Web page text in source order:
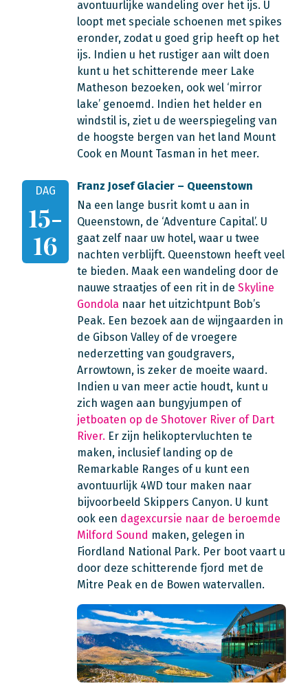
avontuurlijke wandeling over het ijs. U
loopt met speciale schoenen met spikes
eronder, zodat u goed grip heeft op het
ijs. Indien u het rustiger aan wilt doen
kunt u het schitterende meer Lake
Matheson bezoeken, ook wel ‘mirror
lake’ genoemd. Indien het helder en
windstil is, ziet u de weerspiegeling van
de hoogste bergen van het land Mount
Cook en Mount Tasman in het meer.
DAG
15-
16
Franz Josef Glacier – Queenstown
Na een lange busrit komt u aan in
Queenstown, de ‘Adventure Capital’. U
gaat zelf naar uw hotel, waar u twee
nachten verblijft. Queenstown heeft veel
te bieden. Maak een wandeling door de
nauwe straatjes of een rit in de Skyline
Gondola naar het uitzichtpunt Bob’s
Peak. Een bezoek aan de wijngaarden in
de Gibson Valley of de vroegere
nederzetting van goudgravers,
Arrowtown, is zeker de moeite waard.
Indien u van meer actie houdt, kunt u
zich wagen aan bungyjumpen of
jetboaten op de Shotover River of Dart
River. Er zijn helikoptervluchten te
maken, inclusief landing op de
Remarkable Ranges of u kunt een
avontuurlijk 4WD tour maken naar
bijvoorbeeld Skippers Canyon. U kunt
ook een dagexcursie naar de beroemde
Milford Sound maken, gelegen in
Fiordland National Park. Per boot vaart u
door deze schitterende fjord met de
Mitre Peak en de Bowen watervallen.